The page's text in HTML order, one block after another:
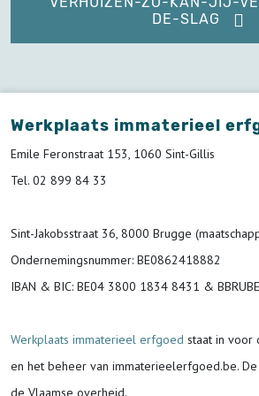
DE-SLAG
Werkplaats immaterieel
Emile Feronstraat 153, 1060 Sint-Gillis
Tel. 02 899 84 33
Sint-Jakobsstraat 36, 8000 Brugge
Ondernemingsnummer: BE0862418882
IBAN & BIC: BE04 3800 1834 8431 &
Werkplaats immaterieel erfgoed staat in voor
en het beheer van immaterieelerfgoed.be.
de Vlaamse overheid.